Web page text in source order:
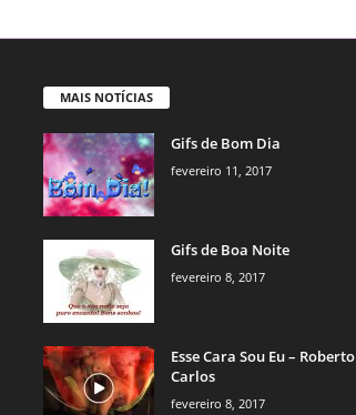
MAIS NOTÍCIAS
Gifs de Bom Dia
fevereiro 11, 2017
Gifs de Boa Noite
fevereiro 8, 2017
Esse Cara Sou Eu – Roberto
Carlos
fevereiro 8, 2017